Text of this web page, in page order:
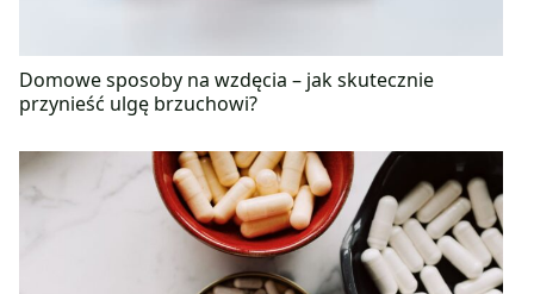
Domowe sposoby na wzdęcia – jak skutecznie
przynieść ulgę brzuchowi?